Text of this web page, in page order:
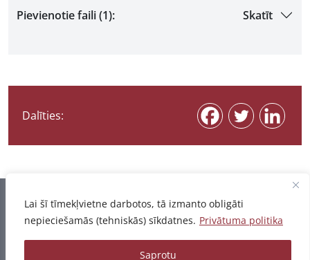
Lai šī tīmekļvietne darbotos, tā izmanto obligāti
nepieciešamās (tehniskās) sīkdatnes. Privātuma politika
Saprotu
Pievienotie faili (1):
Skatīt
Dalīties:
Informācija pēdējo reizi atjaunota 07.08.2026